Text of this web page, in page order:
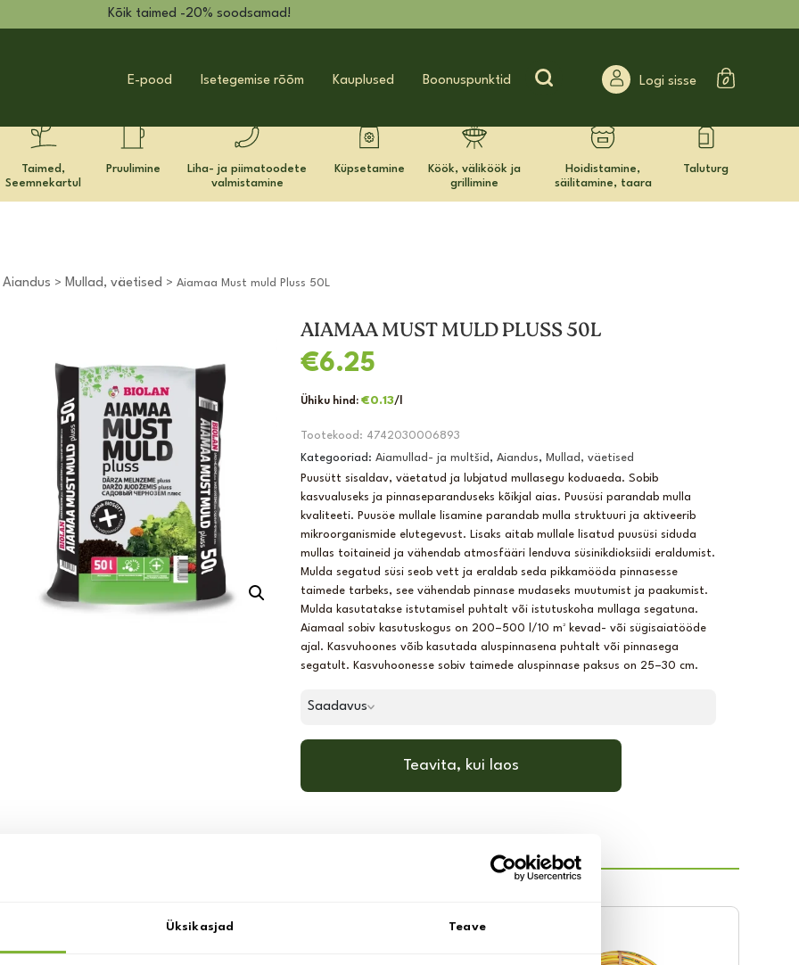
Üksikasjad Teave
Kõik taimed -20% soodsamad!
E-pood Isetegemise rõõm Kauplused Boonuspunktid
Search for:
Logi sisse
Taimed,
Seemnekartul
Pruulimine
Liha- ja piimatoodete
valmistamine
Küpsetamine
Köök, väliköök ja
grillimine
Hoidistamine,
säilitamine, taara
Taluturg
Aiandus > Mullad, väetised > Aiamaa Must muld Pluss 50L
AIAMAA MUST MULD PLUSS 50L
€6.25
Ühiku hind: €0.13/l
Tootekood: 4742030006893
Kategooriad: Aiamullad- ja multšid , Aiandus, Mullad, väetised
Puusütt sisaldav, väetatud ja lubjatud mullasegu koduaeda. Sobib
kasvualuseks ja pinnaseparanduseks kõikjal aias. Puusüsi parandab mulla
kvaliteeti. Puusöe mullale lisamine parandab mulla struktuuri ja aktiveerib
mikroorganismide elutegevust. Lisaks aitab mullale lisatud puusüsi siduda
mullas toitaineid ja vähendab atmosfääri lenduva süsinikdioksiidi eraldumist.
Mulda segatud süsi seob vett ja eraldab seda pikkamööda pinnasesse
taimede tarbeks, see vähendab pinnase mudaseks muutumist ja paakumist.
Mulda kasutatakse istutamisel puhtalt või istutuskoha mullaga segatuna.
Aiamaal sobiv kasutuskogus on 200–500 l/10 m² kevad- või sügisaiatööde
ajal. Kasvuhoones võib kasutada aluspinnasena puhtalt või pinnasega
segatult. Kasvuhoonesse sobiv taimede aluspinnase paksus on 25–30 cm.
Saadavus
Teavita, kui laos